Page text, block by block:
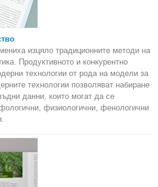
изцяло традиционните методи на
Продуктивното и конкурентно
технологии от рода на модели за
технологии позволяват набиране
данни, които могат да се
физиологични, фенологични